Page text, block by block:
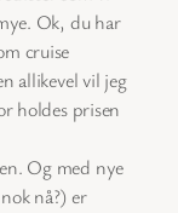
Ok, du har
cruise
allikevel vil jeg
holdes prisen
Og med nye
nå?) er